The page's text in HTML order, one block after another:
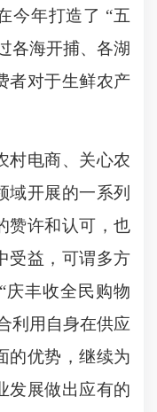
今年打造了 “五
各海开捕、各湖
者对于生鲜农产
村电商、关心农
域开展的一系列
赞许和认可，也
受益，可谓多方
庆丰收全民购物
利用自身在供应
的优势，继续为
发展做出应有的